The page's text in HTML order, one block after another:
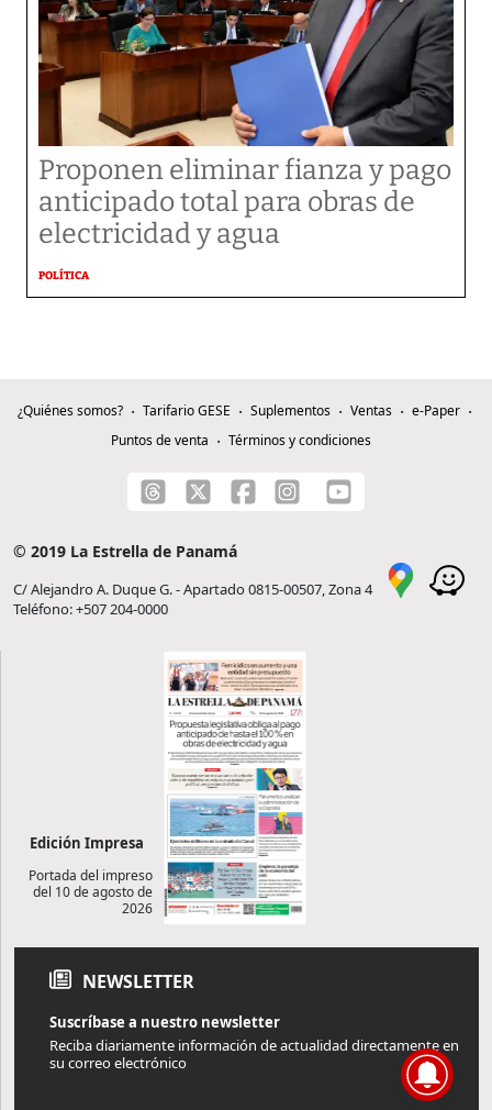
Proponen eliminar fianza y pago
anticipado total para obras de
electricidad y agua
POLÍTICA
¿Quiénes somos? Tarifario GESE Suplementos Ventas
e-Paper
Puntos de venta
Términos y condiciones
© 2019 La Estrella de Panamá
C/ Alejandro A. Duque G. - Apartado 0815-00507, Zona 4
Teléfono: +507 204-0000
Edición Impresa
Portada del impreso
del 10 de agosto de
2026
NEWSLETTER
Suscríbase a nuestro newsletter
Reciba diariamente información de actualidad directamente en
su correo electrónico